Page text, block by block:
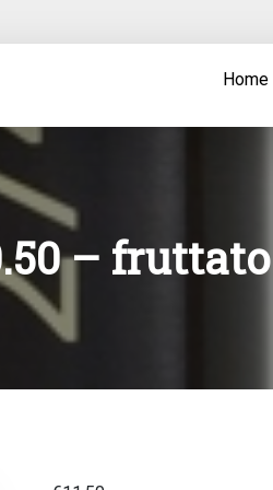
Home
–